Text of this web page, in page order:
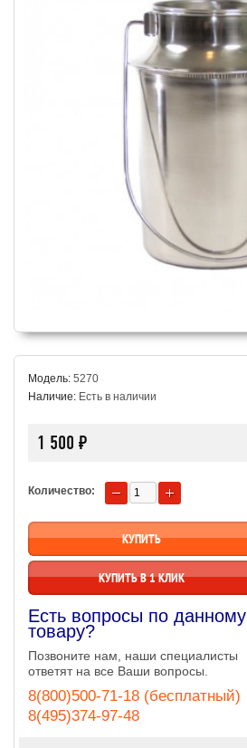
Модель: 5270
Наличие: Есть в наличии
1 500 ₽
Количество:
КУПИТЬ В 1 КЛИК
Есть вопросы по данному
товару?
Позвоните нам, наши специалисты
ответят на все Ваши вопросы.
8(800)500-71-18 (бесплатный)
8(495)374-97-48